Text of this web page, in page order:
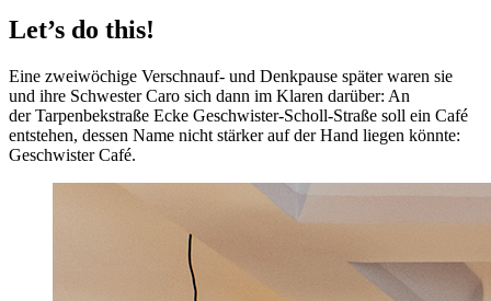
Let’s do this!
Eine zweiwöchige Verschnauf- und Denkpause später waren sie
und ihre Schwester Caro sich dann im Klaren darüber: An
der Tarpenbekstraße Ecke Geschwister-Scholl-Straße soll ein Café
entstehen, dessen Name nicht stärker auf der Hand liegen könnte:
Geschwister Café.